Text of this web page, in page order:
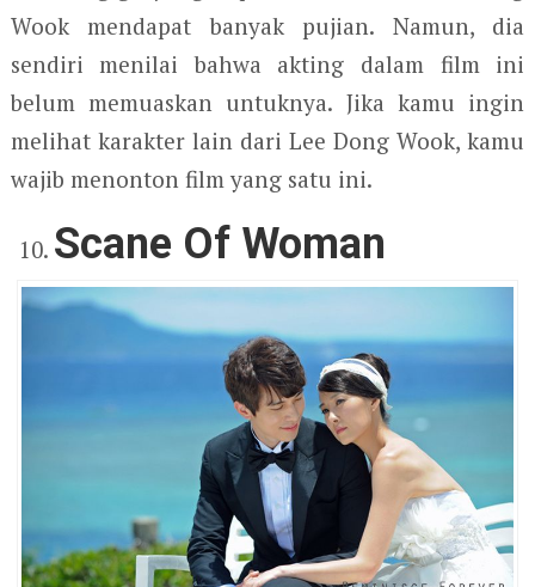
Wook mendapat banyak pujian. Namun, dia
sendiri menilai bahwa akting dalam film ini
belum memuaskan untuknya. Jika kamu ingin
melihat karakter lain dari Lee Dong Wook, kamu
wajib menonton film yang satu ini.
Scane Of Woman